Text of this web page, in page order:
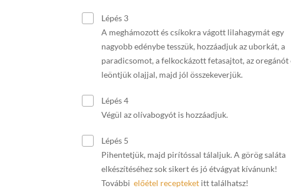
Lépés 3
A meghámozott és csíkokra vágott lilahagymát egy
nagyobb edénybe tesszük, hozzáadjuk az uborkát, a
paradicsomot, a felkockázott fetasajtot, az oregánót
leöntjük olajjal, majd jól összekeverjük.
Lépés 4
Végül az olívabogyót is hozzáadjuk.
Lépés 5
Pihentetjük, majd pirítóssal tálaljuk. A görög saláta
elkészítéséhez sok sikert és jó étvágyat kívánunk!
További előétel recepteketitt találhatsz!